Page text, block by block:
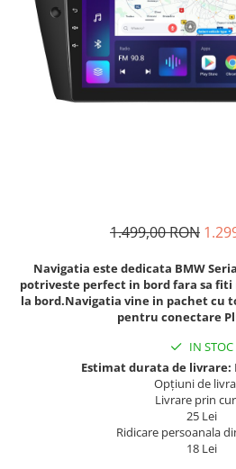
Navigatii Fiat
Navigatii Nissan
Navigatii Citroen
Navigatii Suzuki
Navigatii Mazda
Navigatii Smart
Navigatii Chevrolet
Navigatii Honda
Navigatii Land Rover
Navigatii Iveco
1.499,00 RON
Navigatia este dedicata BMW Seria
potriveste perfect in bord fara sa
la bord.Navigatia vine in pachet cu
pentru conectare
IN STOC
Estimat durata de livrare:
Opțiuni de
Livrare prin
25 Lei
Ridicare persoanala
18 Lei